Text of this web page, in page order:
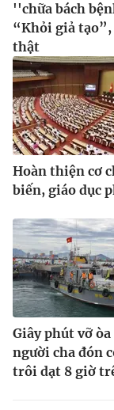
''chữa bách
“Khỏi giả tạo”,
thật
Hoàn thiện cơ
biến, giáo dục
Giây phút vỡ òa
người cha đón
trôi dạt 8 giờ